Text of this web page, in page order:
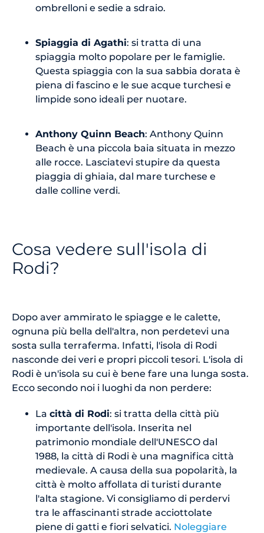
ombrelloni e sedie a sdraio.
Spiaggia di Agathi: si tratta di una
spiaggia molto popolare per le famiglie.
Questa spiaggia con la sua sabbia dorata è
piena di fascino e le sue acque turchesi e
limpide sono ideali per nuotare.
Anthony Quinn Beach: Anthony Quinn
Beach è una piccola baia situata in mezzo
alle rocce. Lasciatevi stupire da questa
piaggia di ghiaia, dal mare turchese e
dalle colline verdi.
Cosa vedere sull'isola di
Rodi?
Dopo aver ammirato le spiagge e le calette,
ognuna più bella dell'altra, non perdetevi una
sosta sulla terraferma. Infatti, l'isola di Rodi
nasconde dei veri e propri piccoli tesori. L'isola di
Rodi è un'isola su cui è bene fare una lunga sosta.
Ecco secondo noi i luoghi da non perdere:
La città di Rodi: si tratta della città più
importante dell'isola. Inserita nel
patrimonio mondiale dell'UNESCO dal
1988, la città di Rodi è una magnifica città
medievale. A causa della sua popolarità, la
città è molto affollata di turisti durante
l'alta stagione. Vi consigliamo di perdervi
tra le affascinanti strade acciottolate
piene di gatti e fiori selvatici. Noleggiare